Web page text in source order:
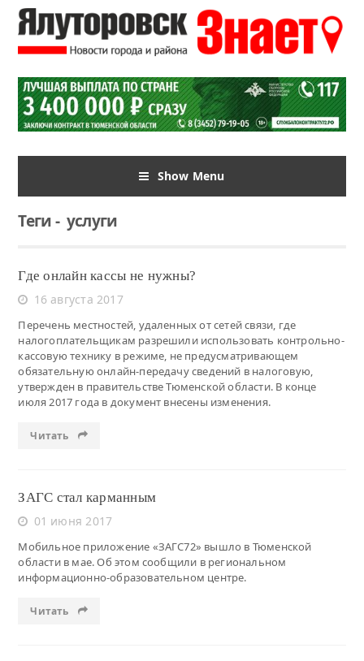
Show Menu
Теги-услуги
Где онлайн кассы не нужны?
16 августа 2017
Перечень местностей, удаленных от сетей связи, где
налогоплательщикам разрешили использовать контрольно-
кассовую технику в режиме, не предусматривающем
обязательную онлайн-передачу сведений в налоговую,
утвержден в правительстве Тюменской области. В конце
июля 2017 года в документ внесены изменения.
Читать
ЗАГС стал карманным
01 июня 2017
Мобильное приложение «ЗАГС72» вышло в Тюменской
области в мае. Об этом сообщили в региональном
информационно-образовательном центре.
Читать